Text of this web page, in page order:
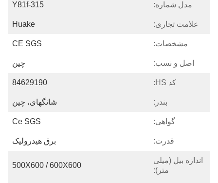
مدل شماره: Y81f-315
علامت تجاری: Huake
مشخصات: CE SGS
اصل و نسب: چین
کد HS: 84629190
بندر: شانگهای، چین
گواهی: Ce SGS
قدرت: برق هیدرولیک
اندازه بیل (میلی
متر):
500X600 / 600X600